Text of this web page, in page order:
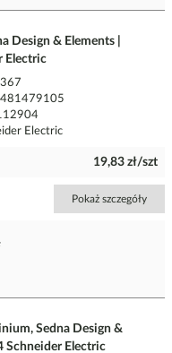
Design & Elements |
Electric
Electric
19,83 zł/szt
Pokaż szczegóły
Sedna Design &
Schneider Electric